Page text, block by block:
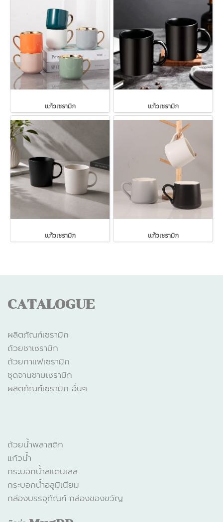
แก้วเซรามิก แก้วเซรามิก
แก้วเซรามิก แก้วเซรามิก
CATALOGUE
ผลิตภัณฑ์เซรามิก
ถ้วยชาเซรามิก
ถ้วยกาแฟเซรามิก
ชุดจานชามเซรามิก
ผลิตภัณฑ์เซรามิก อื่นๆ
ถ้วยน้ำพลาสติก
แก้วน้ำ
กระบอกน้ำสแตนเลส
กระบอกน้ำอลูมิเนียม
กล่องบรรจุภัณฑ์ กล่องของขวัญ